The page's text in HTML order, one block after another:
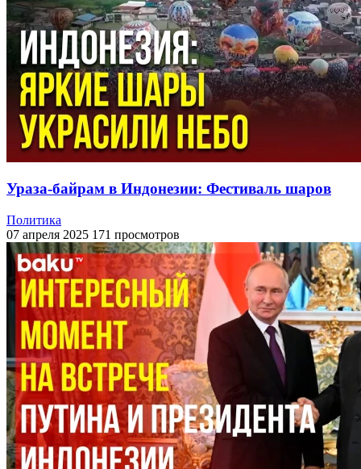
Ураза-байрам в Индонезии: Фестиваль шаров
Политика
07 апреля 2025 171 просмотров